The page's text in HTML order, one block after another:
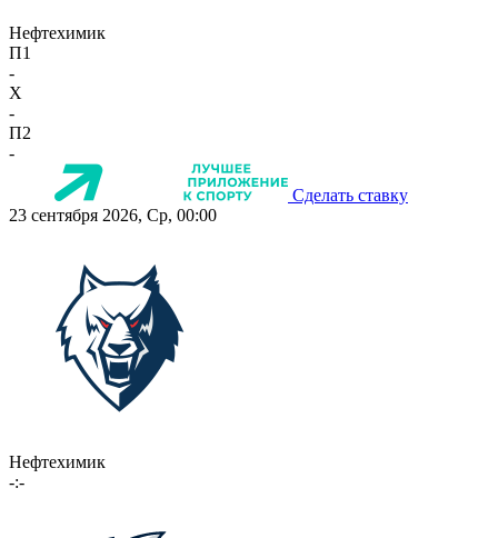
Нефтехимик
П1
-
X
-
П2
-
Сделать ставку
23 сентября 2026, Ср, 00:00
Нефтехимик
-:-